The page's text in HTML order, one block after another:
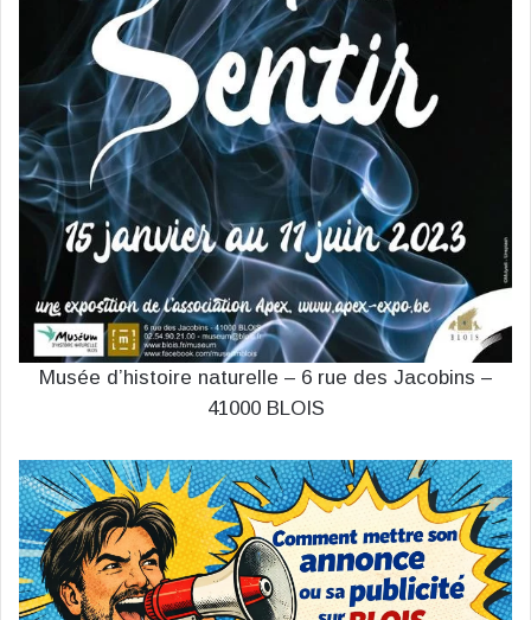
Musée d’histoire naturelle – 6 rue des Jacobins –
41000 BLOIS